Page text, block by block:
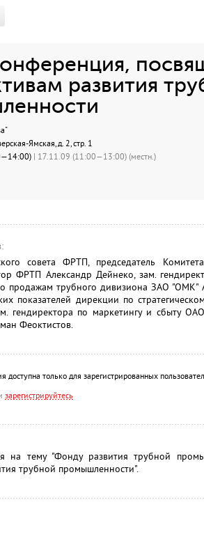
развития
Ямская, д. 2, стр. 1
| 17.11.09 (11:00—13:00) (местн.)
совета ФРТП, председатель
ФРТП Александр Дейнеко, зам.
продажам трубного дивизиона ЗАО "ОМК"
показателей дирекции по
гендиректора по маркетингу и сбыту
Феоктистов.
доступна только для зарегистрированных
зарегистрируйтесь
на тему "Фонду развития трубной
трубной промышленности".